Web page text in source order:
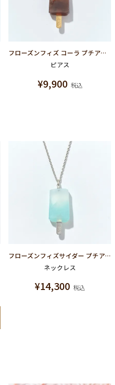
フローズンフィズ コーラ プチアイスキャンディー ピアス
ピアス
¥9,900 税込
フローズンフィズサイダー プチアイスキャンディー ネックレス
ネックレス
¥14,300 税込